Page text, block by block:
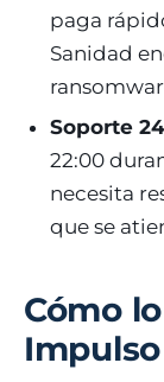
paga
Sanidad
Soporte
22:00
necesita
que se
Cómo
Impulso